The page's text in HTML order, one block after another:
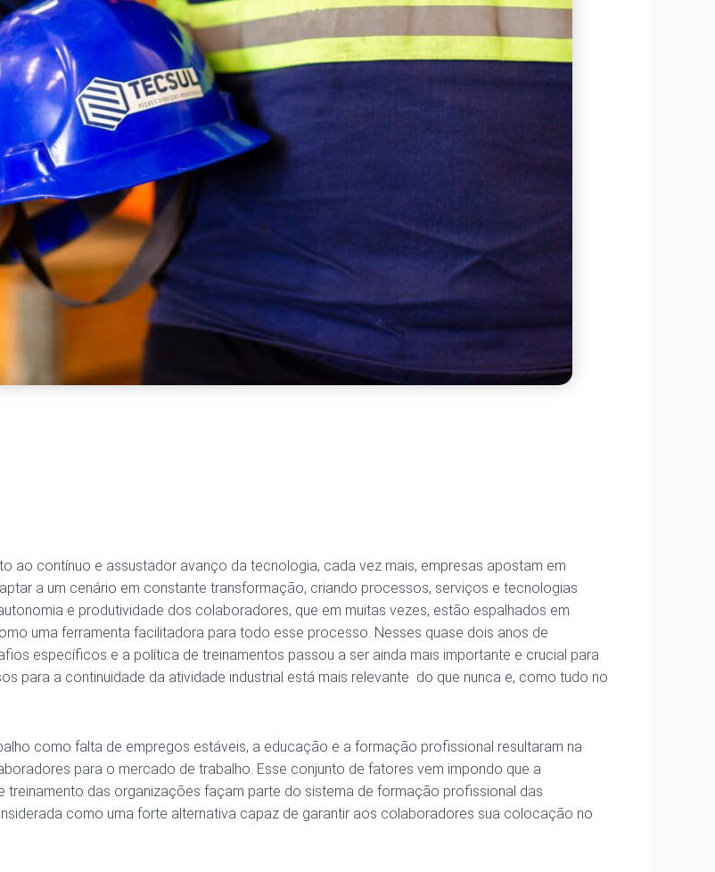
ao contínuo e assustador avanço da tecnologia, cada vez mais, empresas apostam em
a um cenário em constante transformação, criando processos, serviços e tecnologias
e produtividade dos colaboradores, que em muitas vezes, estão espalhados em
uma ferramenta facilitadora para todo esse processo. Nesses quase dois anos de
específicos e a política de treinamentos passou a ser ainda mais importante e crucial para
para a continuidade da atividade industrial está mais relevante do que nunca e, como tudo no
como falta de empregos estáveis, a educação e a formação profissional resultaram na
para o mercado de trabalho. Esse conjunto de fatores vem impondo que a
das organizações façam parte do sistema de formação profissional das
como uma forte alternativa capaz de garantir aos colaboradores sua colocação no